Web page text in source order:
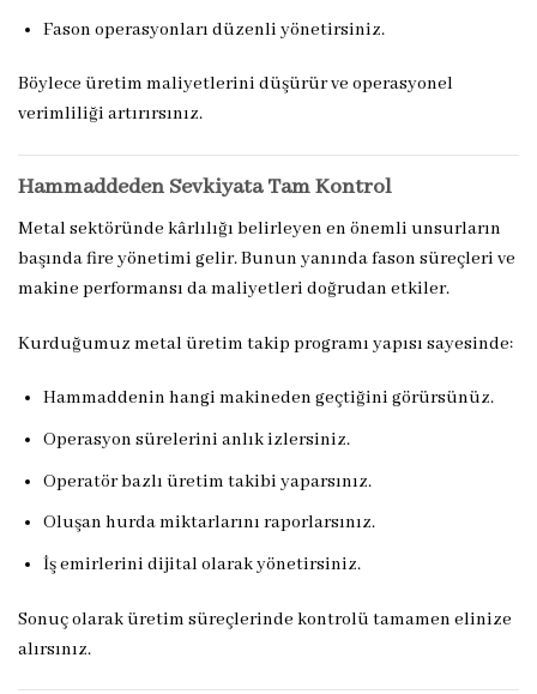
Fason operasyonları düzenli yönetirsiniz.
Böylece üretim maliyetlerini düşürür ve operasyonel
verimliliği artırırsınız.
Hammaddeden Sevkiyata Tam Kontrol
Metal sektöründe kârlılığı belirleyen en önemli unsurların
başında fire yönetimi gelir. Bunun yanında fason süreçleri ve
makine performansı da maliyetleri doğrudan etkiler.
Kurduğumuz metal üretim takip programı yapısı sayesinde:
Hammaddenin hangi makineden geçtiğini görürsünüz.
Operasyon sürelerini anlık izlersiniz.
Operatör bazlı üretim takibi yaparsınız.
Oluşan hurda miktarlarını raporlarsınız.
İş emirlerini dijital olarak yönetirsiniz.
Sonuç olarak üretim süreçlerinde kontrolü tamamen elinize
alırsınız.